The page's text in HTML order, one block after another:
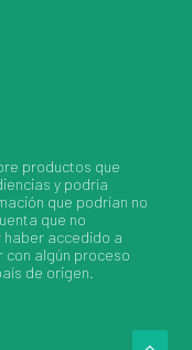
productos que
y podría
que podrían no
que no
haber accedido a
con algún proceso
de origen.